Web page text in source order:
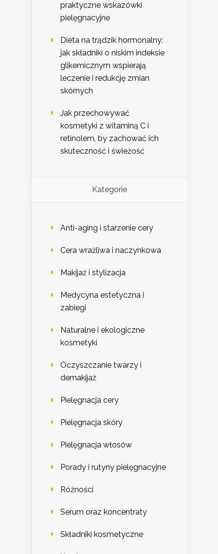
praktyczne wskazówki
pielęgnacyjne
Dieta na trądzik hormonalny:
jak składniki o niskim indeksie
glikemicznym wspierają
leczenie i redukcję zmian
skórnych
Jak przechowywać
kosmetyki z witaminą C i
retinolem, by zachować ich
skuteczność i świeżość
Kategorie
Anti-aging i starzenie cery
Cera wrażliwa i naczynkowa
Makijaż i stylizacja
Medycyna estetyczna i
zabiegi
Naturalne i ekologiczne
kosmetyki
Oczyszczanie twarzy i
demakijaż
Pielęgnacja cery
Pielęgnacja skóry
Pielęgnacja włosów
Porady i rutyny pielęgnacyjne
Różności
Serum oraz koncentraty
Składniki kosmetyczne